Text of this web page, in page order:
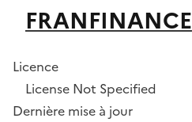
FRANFINANCE
Licence
License Not Specified
Dernière mise à jour